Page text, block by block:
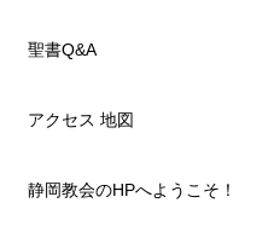
聖書Q&A
アクセス 地図
静岡教会のHPへようこそ！